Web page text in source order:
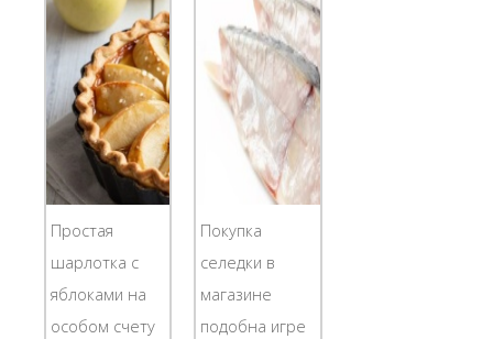
субстанция,
которая
довольно
опасна для
человека.
Аллергии,
кашель,
головная боль
и даже такие
серьезные
10-15гр. 7-8
мини-зонтиков
цветущего
укропа 7-10
горошин
черного
перца 2-3
горошины
душистого
перца 12 гр.
Простая
шарлотка с
яблоками на
особом счету
Покупка
селедки в
магазине
подобна игре